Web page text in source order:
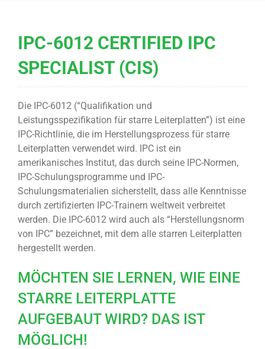
IPC-6012 CERTIFIED IPC
SPECIALIST (CIS)
Die IPC-6012 (“Qualifikation und
Leistungsspezifikation für starre Leiterplatten”) ist eine
IPC-Richtlinie, die im Herstellungsprozess für starre
Leiterplatten verwendet wird. IPC ist ein
amerikanisches Institut, das durch seine IPC-Normen,
IPC-Schulungsprogramme und IPC-
Schulungsmaterialien sicherstellt, dass alle Kenntnisse
durch zertifizierten IPC-Trainern weltweit verbreitet
werden. Die IPC-6012 wird auch als “Herstellungsnorm
von IPC” bezeichnet, mit dem alle starren Leiterplatten
hergestellt werden.
MÖCHTEN SIE LERNEN, WIE EINE
STARRE LEITERPLATTE
AUFGEBAUT WIRD? DAS IST
MÖGLICH!